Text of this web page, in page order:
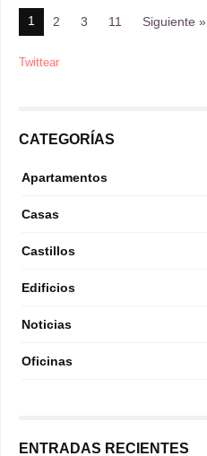
1 2 3 11 Siguiente »
Twittear
CATEGORÍAS
Apartamentos
Casas
Castillos
Edificios
Noticias
Oficinas
ENTRADAS RECIENTES